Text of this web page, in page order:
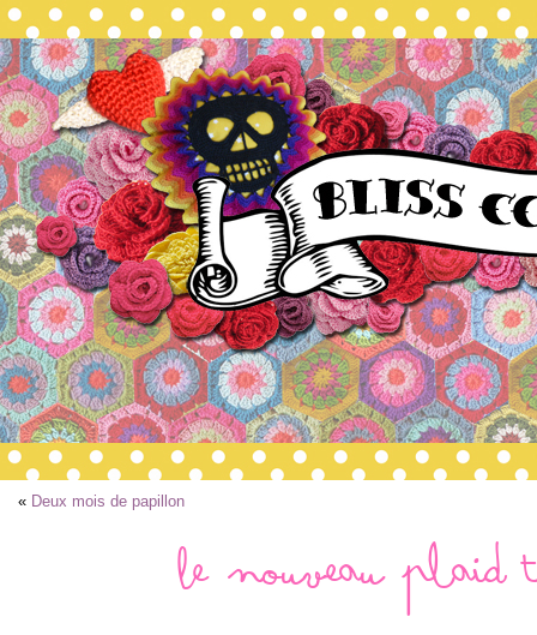
« Deux mois de papillon
Le nouveau